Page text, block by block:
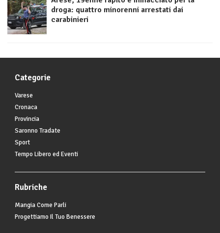
droga: quattro minorenni arrestati dai
carabinieri
Categorie
Varese
Cronaca
Provincia
Saronno Tradate
Sport
Tempo Libero ed Eventi
Rubriche
Mangia Come Parli
Progettiamo Il Tuo Benessere